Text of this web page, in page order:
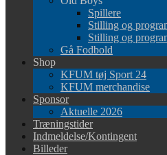
Spillere
Stilling og
Stilling og
Gå Fodbold
Shop
KFUM tøj Sport 24
KFUM merchandise
Sponsor
Aktuelle 2026
Træningstider
Indmeldelse/Kontingent
Billeder